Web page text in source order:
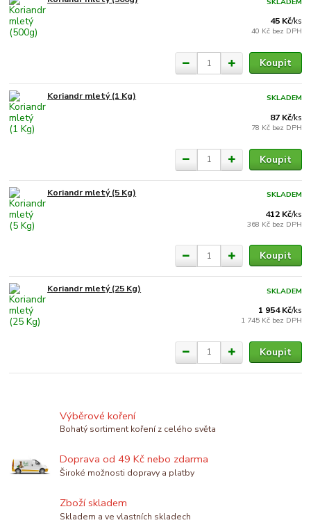
45 Kč/ks
40 Kč bez DPH
Koupit
Koriandr mletý (1 Kg)
87 Kč/ks
78 Kč bez DPH
SKLADEM
Koupit
Koriandr mletý (5 Kg)
412 Kč/ks
368 Kč bez DPH
SKLADEM
Koupit
Koriandr mletý (25 Kg)
1 954 Kč/ks
1 745 Kč bez DPH
SKLADEM
Koupit
Výběrové koření
Bohatý sortiment koření z celého světa
Doprava od 49 Kč nebo zdarma
Široké možnosti dopravy a platby
Zboží skladem
Skladem a ve vlastních skladech